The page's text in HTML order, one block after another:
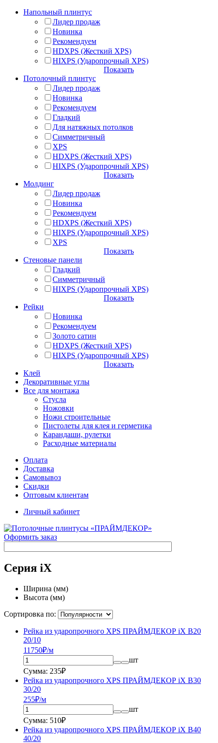
Напольный плинтус
Лидер продаж
Новинка
Рекомендуем
HDXPS (Жесткий XPS)
HIXPS (Ударопрочный XPS)
Показать
Потолочный плинтус
Лидер продаж
Новинка
Рекомендуем
Гладкий
Для натяжных потолков
Симметричный
XPS
HDXPS (Жесткий XPS)
HIXPS (Ударопрочный XPS)
Показать
Молдинг
Лидер продаж
Новинка
Рекомендуем
HDXPS (Жесткий XPS)
HIXPS (Ударопрочный XPS)
XPS
Показать
Стеновые панели
Гладкий
Симметричный
HIXPS (Ударопрочный XPS)
Показать
Рейки
Новинка
Рекомендуем
Золото сатин
HDXPS (Жесткий XPS)
HIXPS (Ударопрочный XPS)
Показать
Клей
Декоративные углы
Все для монтажа
Стусла
Ножовки
Ножи строительные
Пистолеты для клея и герметика
Карандаши, рулетки
Расходные материалы
Оплата
Доставка
Самовывоз
Скидки
Оптовым клиентам
Личный кабинет
Оформить заказ
Серия iX
Ширина (мм)
Высота (мм)
Сортировка по:
Рейка из ударопрочного XPS ПРАЙМДЕКОР iX B20
20/10
11750₽/м
шт
Сумма: 235₽
Рейка из ударопрочного XPS ПРАЙМДЕКОР iX B30
30/20
255₽/м
шт
Сумма: 510₽
Рейка из ударопрочного XPS ПРАЙМДЕКОР iX B40
40/20